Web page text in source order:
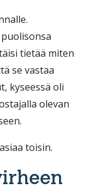
tietää miten
se vastaa
kyseessä oli
olevan
toisin.